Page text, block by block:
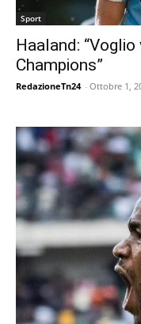
Sport
Haaland:
Champions”
RedazioneTn24 - Ottobre 1,